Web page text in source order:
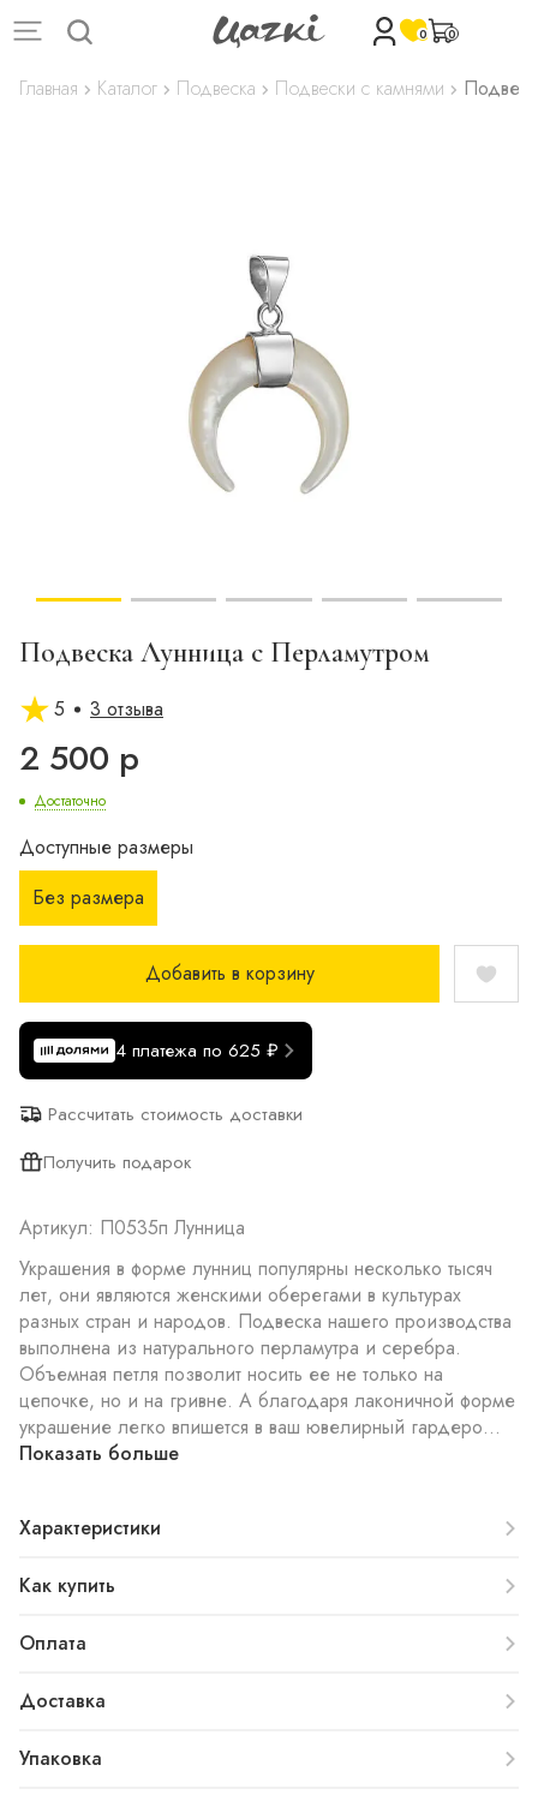
0 0
Главная Каталог Подвеска Подвески с камнями
Подвеска Лунница с Перламутром
5 3 отзыва
2 500 р
Достаточно
Доступные размеры
Без размера
Добавить в корзину
4 платежа по 625 ₽
Рассчитать стоимость доставки
Получить подарок
Артикул: П0535п Лунница
Украшения в форме лунниц популярны несколько тысяч
лет, они являются женскими оберегами в культурах
разных стран и народов. Подвеска нашего производства
выполнена из натурального перламутра и серебра.
Объемная петля позволит носить ее не только на
цепочке, но и на гривне. А благодаря лаконичной форме
украшение легко впишется в ваш ювелирный гардеро...
Показать больше
Характеристики
Как купить
Оплата
Доставка
Упаковка